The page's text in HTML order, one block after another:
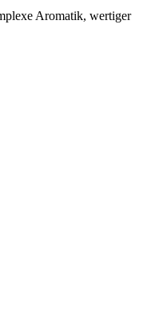
Aromatik, wertiger